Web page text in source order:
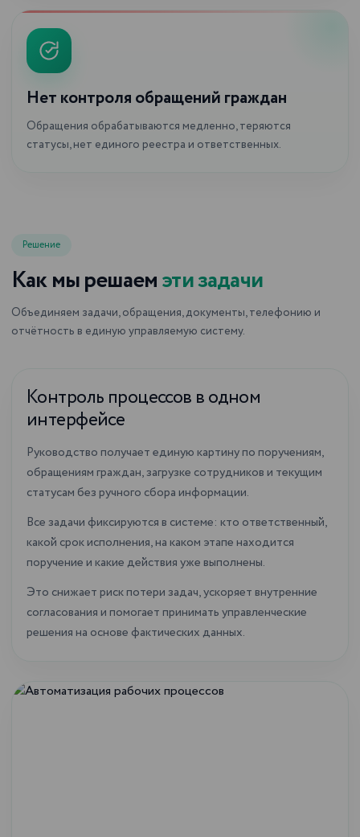
Нет контроля обращений граждан
Обращения обрабатываются медленно, теряются
статусы, нет единого реестра и ответственных.
Решение
Как мы решаемэти задачи
Объединяем задачи, обращения, документы, телефонию и
отчётность в единую управляемую систему.
Контроль процессов в одном
интерфейсе
Руководство получает единую картину по поручениям,
обращениям граждан, загрузке сотрудников и текущим
статусам без ручного сбора информации.
Все задачи фиксируются в системе: кто ответственный,
какой срок исполнения, на каком этапе находится
поручение и какие действия уже выполнены.
Это снижает риск потери задач, ускоряет внутренние
согласования и помогает принимать управленческие
решения на основе фактических данных.